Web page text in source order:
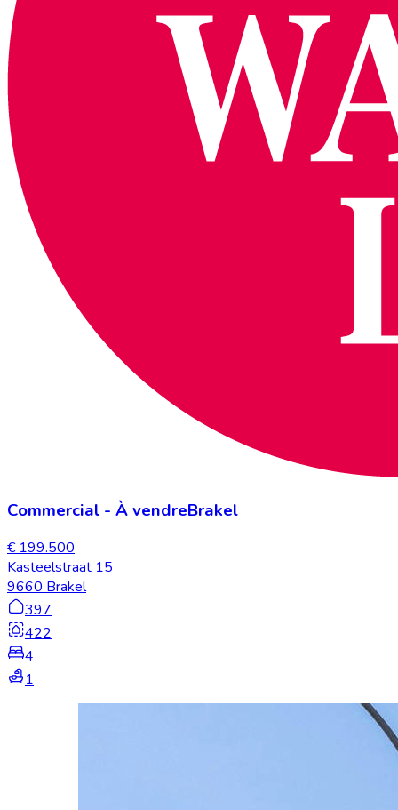
Commercial - À vendreBrakel
€ 199.500
Kasteelstraat 15
9660 Brakel
397
422
4
1